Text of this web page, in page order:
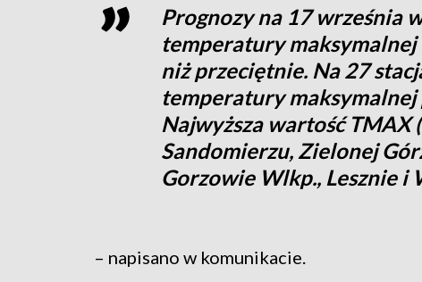
Prognozy na 17 września
temperatury maksymalnej
niż przeciętnie. Na 27
temperatury
Najwyższa wartość TMAX
Sandomierzu, Zielonej
Gorzowie Wlkp., Lesznie i
– napisano w komunikacie.